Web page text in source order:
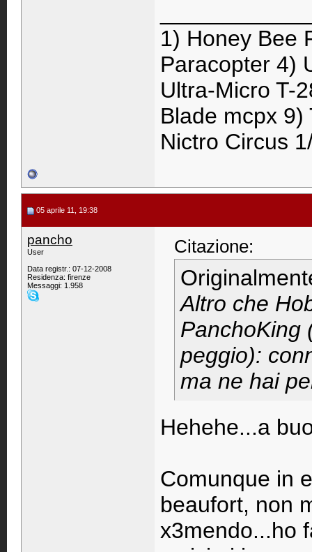
1) Honey Bee
Paracopter 4)
Ultra-Micro T-
Blade mcpx
Nictro Circus
05 aprile 11, 19:38
pancho
User
Data registr.: 07-12-2008
Residenza: firenze
Messaggi: 1.958
Citazione:
Altro che
PanchoKing
peggio):
ma ne hai
Hehehe...a
Comunque in
beaufort, non
x3mendo...ho